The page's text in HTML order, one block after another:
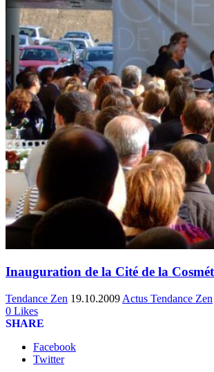
Inauguration de la Cité de la
Tendance Zen 19.10.2009 Actus Tendance Zen
0 Likes
SHARE
Facebook
Twitter